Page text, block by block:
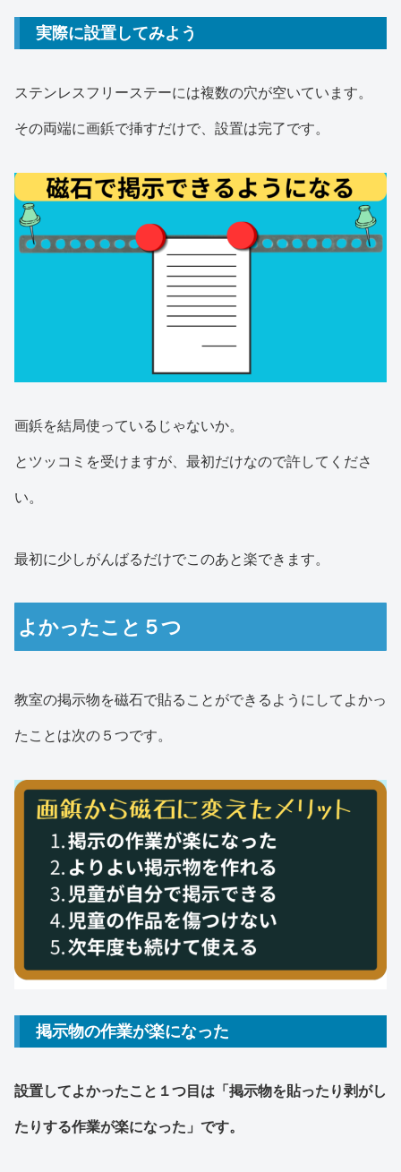
実際に設置してみよう
ステンレスフリーステーには複数の穴が空いています。
その両端に画鋲で挿すだけで、設置は完了です。
画鋲を結局使っているじゃないか。
とツッコミを受けますが、最初だけなので許してくださ
い。
最初に少しがんばるだけでこのあと楽できます。
よかったこと５つ
教室の掲示物を磁石で貼ることができるようにしてよかっ
たことは次の５つです。
掲示物の作業が楽になった
設置してよかったこと１つ目は「掲示物を貼ったり剥がし
たりする作業が楽になった」です。